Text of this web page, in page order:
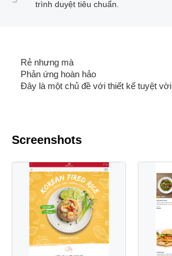
trình duyệt tiêu chuẩn.
Rẻ nhưng mà
Phản ứng hoàn hảo
Đây là một chủ đề với thiết kế tuyệt vời
Screenshots